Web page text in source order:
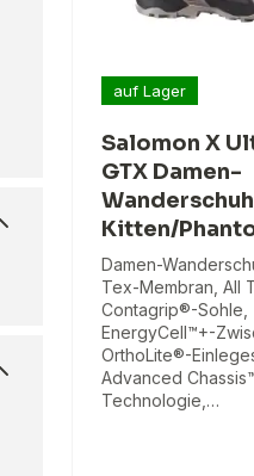
auf Lager
Salomon X
GTX Damen-
Kitten/
Damen-
Tex-Membran, All
Contagrip®-Sohle,
EnergyCell™+-
OrthoLite®-
Advanced
Technologie,…